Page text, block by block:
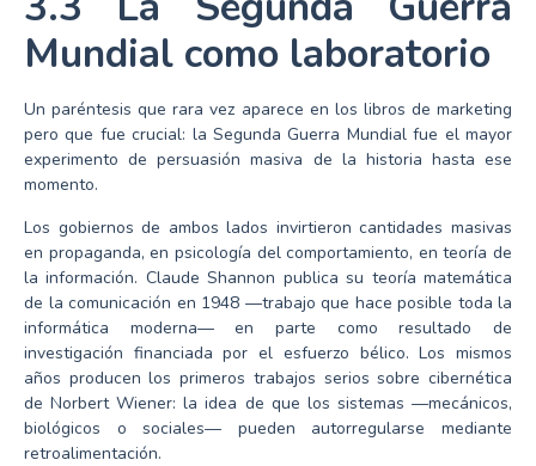
Mundial como laboratorio
Un paréntesis que rara vez aparece en los libros de marketing
pero que fue crucial: la Segunda Guerra Mundial fue el mayor
experimento de persuasión masiva de la historia hasta ese
momento.
Los gobiernos de ambos lados invirtieron cantidades masivas
en propaganda, en psicología del comportamiento, en teoría de
la información. Claude Shannon publica su teoría matemática
de la comunicación en 1948 —trabajo que hace posible toda la
informática moderna— en parte como resultado de
investigación financiada por el esfuerzo bélico. Los mismos
años producen los primeros trabajos serios sobre cibernética
de Norbert Wiener: la idea de que los sistemas —mecánicos,
biológicos o sociales— pueden autorregularse mediante
retroalimentación.